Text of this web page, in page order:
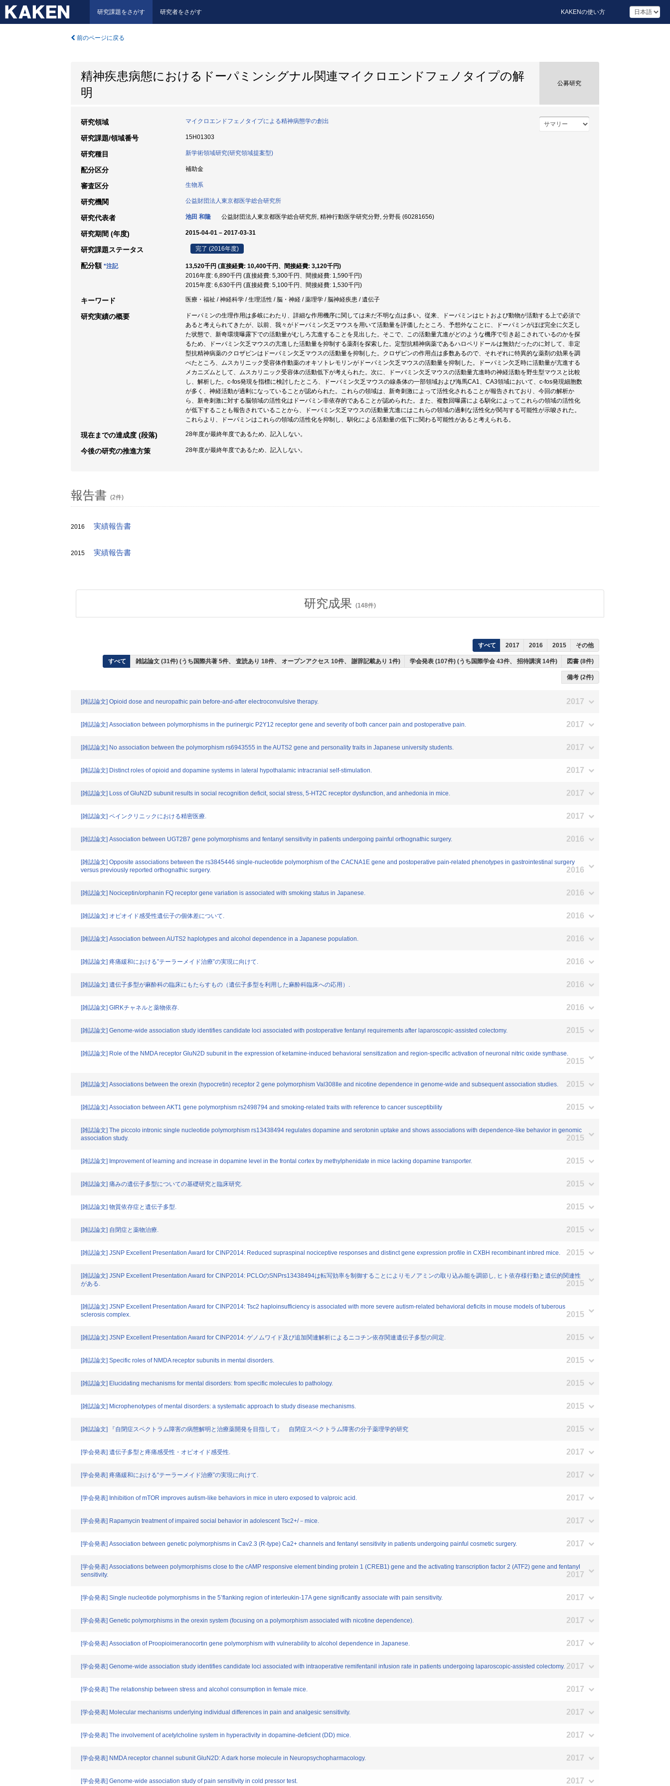
研究課題をさがす 研究者をさがす KAKENの使い方
前のページに戻る
精神疾患病態におけるドーパミンシグナル関連マイクロエンドフェノタイプの解
明
公募研究
研究領域 マイクロエンドフェノタイプによる精神病態学の創出
研究課題/領域番号 15H01303
研究種目 新学術領域研究(研究領域提案型)
配分区分 補助金
審査区分 生物系
研究機関 公益財団法人東京都医学総合研究所
研究代表者 池田 和隆 公益財団法人東京都医学総合研究所, 精神行動医学研究分野, 分野長 (60281656)
研究期間 (年度) 2015-04-01 – 2017-03-31
研究課題ステータス 完了 (2016年度)
配分額 *注記
13,520千円 (直接経費: 10,400千円、間接経費: 3,120千円)
2016年度: 6,890千円 (直接経費: 5,300千円、間接経費: 1,590千円)
2015年度: 6,630千円 (直接経費: 5,100千円、間接経費: 1,530千円)
キーワード 医療・福祉 / 神経科学 / 生理活性 / 脳・神経 / 薬理学 / 脳神経疾患 / 遺伝子
研究実績の概要
ドーパミンの生理作用は多岐にわたり、詳細な作用機序に関しては未だ不明な点は多い。従来、ドーパミンはヒトおよび動物が活動する上で必須で
あると考えられてきたが、以前、我々がドーパミン欠乏マウスを用いて活動量を評価したところ、予想外なことに、ドーパミンがほぼ完全に欠乏し
た状態で、新奇環境曝露下での活動量がむしろ亢進することを見出した。そこで、この活動量亢進がどのような機序で引き起こされているのかを探
るため、ドーパミン欠乏マウスの亢進した活動量を抑制する薬剤を探索した。定型抗精神病薬であるハロペリドールは無効だったのに対して、非定
型抗精神病薬のクロザピンはドーパミン欠乏マウスの活動量を抑制した。クロザピンの作用点は多数あるので、それぞれに特異的な薬剤の効果を調
べたところ、ムスカリニック受容体作動薬のオキソトレモリンがドーパミン欠乏マウスの活動量を抑制した。ドーパミン欠乏時に活動量が亢進する
メカニズムとして、ムスカリニック受容体の活動低下が考えられた。次に、ドーパミン欠乏マウスの活動量亢進時の神経活動を野生型マウスと比較
し、解析した。c-fos発現を指標に検討したところ、ドーパミン欠乏マウスの線条体の一部領域および海馬CA1、CA3領域において、c-fos発現細胞数
が多く、神経活動が過剰になっていることが認められた。これらの領域は、新奇刺激によって活性化されることが報告されており、今回の解析か
ら、新奇刺激に対する脳領域の活性化はドーパミン非依存的であることが認められた。また、複数回曝露による馴化によってこれらの領域の活性化
が低下することも報告されていることから、ドーパミン欠乏マウスの活動量亢進にはこれらの領域の過剰な活性化が関与する可能性が示唆された。
これらより、ドーパミンはこれらの領域の活性化を抑制し、馴化による活動量の低下に関わる可能性があると考えられる。
現在までの達成度 (段落) 28年度が最終年度であるため、記入しない。
今後の研究の推進方策 28年度が最終年度であるため、記入しない。
報告書 (2件)
2016 実績報告書
2015 実績報告書
研究成果 (148件)
すべて 2017 2016 2015 その他
すべて 雑誌論文 (31件) (うち国際共著 5件、 査読あり 18件、 オープンアクセス 10件、 謝辞記載あり 1件) 学会発表 (107件) (うち国際学会 43件、 招待講演 14件) 図書 (8件)
備考 (2件)
[雑誌論文] Opioid dose and neuropathic pain before-and-after electroconvulsive therapy. 2017
[雑誌論文] Association between polymorphisms in the purinergic P2Y12 receptor gene and severity of both cancer pain and postoperative pain. 2017
[雑誌論文] No association between the polymorphism rs6943555 in the AUTS2 gene and personality traits in Japanese university students. 2017
[雑誌論文] Distinct roles of opioid and dopamine systems in lateral hypothalamic intracranial self-stimulation. 2017
[雑誌論文] Loss of GluN2D subunit results in social recognition deficit, social stress, 5-HT2C receptor dysfunction, and anhedonia in mice. 2017
[雑誌論文] ペインクリニックにおける精密医療. 2017
[雑誌論文] Association between UGT2B7 gene polymorphisms and fentanyl sensitivity in patients undergoing painful orthognathic surgery. 2016
[雑誌論文] Opposite associations between the rs3845446 single-nucleotide polymorphism of the CACNA1E gene and postoperative pain-related phenotypes in gastrointestinal surgery
versus previously reported orthognathic surgery.
2016
[雑誌論文] Nociceptin/orphanin FQ receptor gene variation is associated with smoking status in Japanese. 2016
[雑誌論文] オピオイド感受性遺伝子の個体差について. 2016
[雑誌論文] Association between AUTS2 haplotypes and alcohol dependence in a Japanese population. 2016
[雑誌論文] 疼痛緩和における”テーラーメイド治療”の実現に向けて. 2016
[雑誌論文] 遺伝子多型が麻酔科の臨床にもたらすもの（遺伝子多型を利用した麻酔科臨床への応用）. 2016
[雑誌論文] GIRKチャネルと薬物依存. 2016
[雑誌論文] Genome-wide association study identifies candidate loci associated with postoperative fentanyl requirements after laparoscopic-assisted colectomy. 2015
[雑誌論文] Role of the NMDA receptor GluN2D subunit in the expression of ketamine-induced behavioral sensitization and region-specific activation of neuronal nitric oxide synthase.
2015
[雑誌論文] Associations between the orexin (hypocretin) receptor 2 gene polymorphism Val308Ile and nicotine dependence in genome-wide and subsequent association studies. 2015
[雑誌論文] Association between AKT1 gene polymorphism rs2498794 and smoking-related traits with reference to cancer susceptibility 2015
[雑誌論文] The piccolo intronic single nucleotide polymorphism rs13438494 regulates dopamine and serotonin uptake and shows associations with dependence-like behavior in genomic
association study.
2015
[雑誌論文] Improvement of learning and increase in dopamine level in the frontal cortex by methylphenidate in mice lacking dopamine transporter. 2015
[雑誌論文] 痛みの遺伝子多型についての基礎研究と臨床研究. 2015
[雑誌論文] 物質依存症と遺伝子多型. 2015
[雑誌論文] 自閉症と薬物治療. 2015
[雑誌論文] JSNP Excellent Presentation Award for CINP2014: Reduced supraspinal nociceptive responses and distinct gene expression profile in CXBH recombinant inbred mice. 2015
[雑誌論文] JSNP Excellent Presentation Award for CINP2014: PCLOのSNPrs13438494は転写効率を制御することによりモノアミンの取り込み能を調節し, ヒト依存様行動と遺伝的関連性
がある.
2015
[雑誌論文] JSNP Excellent Presentation Award for CINP2014: Tsc2 haploinsufficiency is associated with more severe autism-related behavioral deficits in mouse models of tuberous
sclerosis complex.
2015
[雑誌論文] JSNP Excellent Presentation Award for CINP2014: ゲノムワイド及び追加関連解析によるニコチン依存関連遺伝子多型の同定. 2015
[雑誌論文] Specific roles of NMDA receptor subunits in mental disorders. 2015
[雑誌論文] Elucidating mechanisms for mental disorders: from specific molecules to pathology. 2015
[雑誌論文] Microphenotypes of mental disorders: a systematic approach to study disease mechanisms. 2015
[雑誌論文] 『自閉症スペクトラム障害の病態解明と治療薬開発を目指して』 自閉症スペクトラム障害の分子薬理学的研究 2015
[学会発表] 遺伝子多型と疼痛感受性・オピオイド感受性. 2017
[学会発表] 疼痛緩和における“テーラーメイド治療”の実現に向けて. 2017
[学会発表] Inhibition of mTOR improves autism-like behaviors in mice in utero exposed to valproic acid. 2017
[学会発表] Rapamycin treatment of impaired social behavior in adolescent Tsc2+/－mice. 2017
[学会発表] Association between genetic polymorphisms in Cav2.3 (R-type) Ca2+ channels and fentanyl sensitivity in patients undergoing painful cosmetic surgery. 2017
[学会発表] Associations between polymorphisms close to the cAMP responsive element binding protein 1 (CREB1) gene and the activating transcription factor 2 (ATF2) gene and fentanyl
sensitivity.
2017
[学会発表] Single nucleotide polymorphisms in the 5’flanking region of interleukin-17A gene significantly associate with pain sensitivity. 2017
[学会発表] Genetic polymorphisms in the orexin system (focusing on a polymorphism associated with nicotine dependence). 2017
[学会発表] Association of Proopioimeranocortin gene polymorphism with vulnerability to alcohol dependence in Japanese. 2017
[学会発表] Genome-wide association study identifies candidate loci associated with intraoperative remifentanil infusion rate in patients undergoing laparoscopic-assisted colectomy. 2017
[学会発表] The relationship between stress and alcohol consumption in female mice. 2017
[学会発表] Molecular mechanisms underlying individual differences in pain and analgesic sensitivity. 2017
[学会発表] The involvement of acetylcholine system in hyperactivity in dopamine-deficient (DD) mice. 2017
[学会発表] NMDA receptor channel subunit GluN2D: A dark horse molecule in Neuropsychopharmacology. 2017
[学会発表] Genome-wide association study of pain sensitivity in cold pressor test. 2017